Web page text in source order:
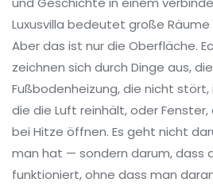
Luxusvilla bedeutet große
Aber das ist nur die Oberfläche.
zeichnen sich durch Dinge aus,
Fußbodenheizung, die nicht
die die Luft reinhält, oder
bei Hitze öffnen. Es geht nicht
man hat — sondern darum, dass
funktioniert, ohne dass man